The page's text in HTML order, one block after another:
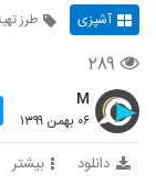
آشپزی طرز
۲۸۹
M
۰۶ بهمن ۱۳۹۹
دانلود بیشتر